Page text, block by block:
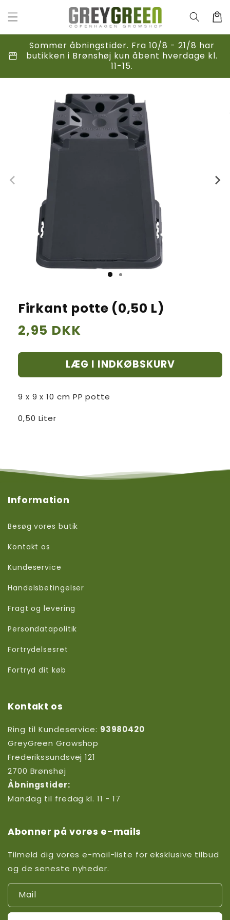
indhold
storefront
Sommer åbningstider. Fra 10/8 - 21/8 har
butikken i Brønshøj kun åbent hverdage kl.
11-15.
Firkant potte (0,50 L)
Normalpris
2,95 DKK
LÆG I INDKØBSKURV
9 x 9 x 10 cm PP potte
0,50 Liter
Information
Besøg vores butik
Kontakt os
Kundeservice
Handelsbetingelser
Fragt og levering
Persondatapolitik
Fortrydelsesret
Fortryd dit køb
Kontakt os
Ring til Kundeservice: 93980420
GreyGreen Growshop
Frederikssundsvej 121
2700 Brønshøj
Åbningstider:
Mandag til fredag kl. 11 - 17
Abonner på vores e-mails
Tilmeld dig vores e-mail-liste for eksklusive tilbud
og de seneste nyheder.
Mail